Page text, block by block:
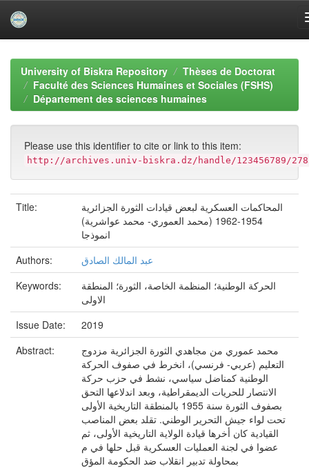
navigationUniversity of Biskra Repository
Thèses de Doctorat
Faculté des Sciences Humaines et Sociales (FSHS)
Département des sciences humaines
Please use this identifier to cite or link to this item:
http://archives.univ-biskra.dz/handle/123456789/
Title:
المحاكمات العسكرية لبعض قيادات الثورة الجزائرية
1954-1962 (محمد العموري- محمد عواشرية)
انموذجا
Authors:
عبد المالك الصادق
Keywords:
الحركة الوطنية؛ المنظمة الخاصة، الثورة؛ المنطقة
الاولى
Issue Date:
2019
Abstract:
محمد عموري من مجاهدي الثورة الجزائرية مزدوج
التعليم (عربي- فرنسي)، انخرط في صفوف الحركة
الوطنية كمناضل سياسي، نشط في حزب حركة
الانتصار للحريات الديمقراطية، وبعد اندلاعها التحق
بصفوف الثورة سنة 1955 بالمنطقة التاريخية الأولى
تحت لواء جيش التحرير الوطني. تقلد بعض المناصب
القيادية كان أخرها قيادة الولاية التاريخية الأولى، ثم
عضوا في لجنة العمليات العسكرية قبل حلها في م
بمحاولة تدبير انقلاب ضد الحكومة المؤق